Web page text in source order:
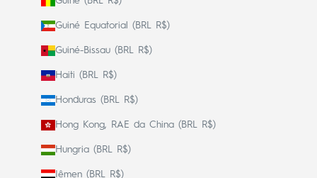
Guiné Equatorial (BRL R$)
Guiné-Bissau (BRL R$)
Haiti (BRL R$)
Honduras (BRL R$)
Hong Kong, RAE da China (BRL R$)
Hungria (BRL R$)
Iêmen (BRL R$)